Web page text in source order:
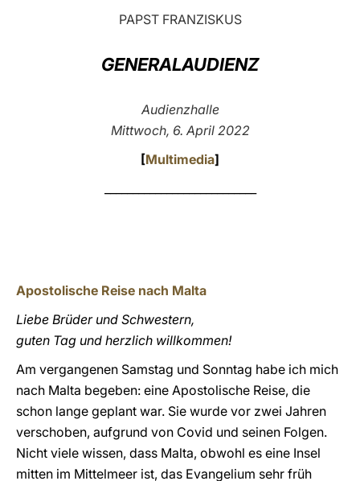
中文
PAPST FRANZISKUS
GENERALAUDIENZ
Audienzhalle
Mittwoch, 6. April 2022
[Multimedia]
Apostolische Reise nach Malta
Liebe Brüder und Schwestern,
guten Tag und herzlich willkommen!
Am vergangenen Samstag und Sonntag habe ich mich
nach Malta begeben: eine Apostolische Reise, die
schon lange geplant war. Sie wurde vor zwei Jahren
verschoben, aufgrund von Covid und seinen Folgen.
Nicht viele wissen, dass Malta, obwohl es eine Insel
mitten im Mittelmeer ist, das Evangelium sehr früh